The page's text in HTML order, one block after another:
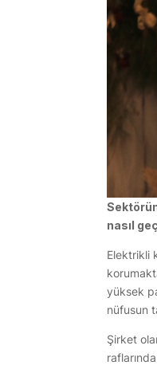
nasıl
Elektrikli
yüksek
nüfusun
Şirket